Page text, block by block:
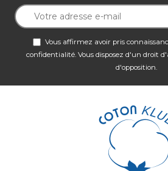
Vous affirmez avoir pris
confidentialité. Vous disposez d'un droit
d'opposition.